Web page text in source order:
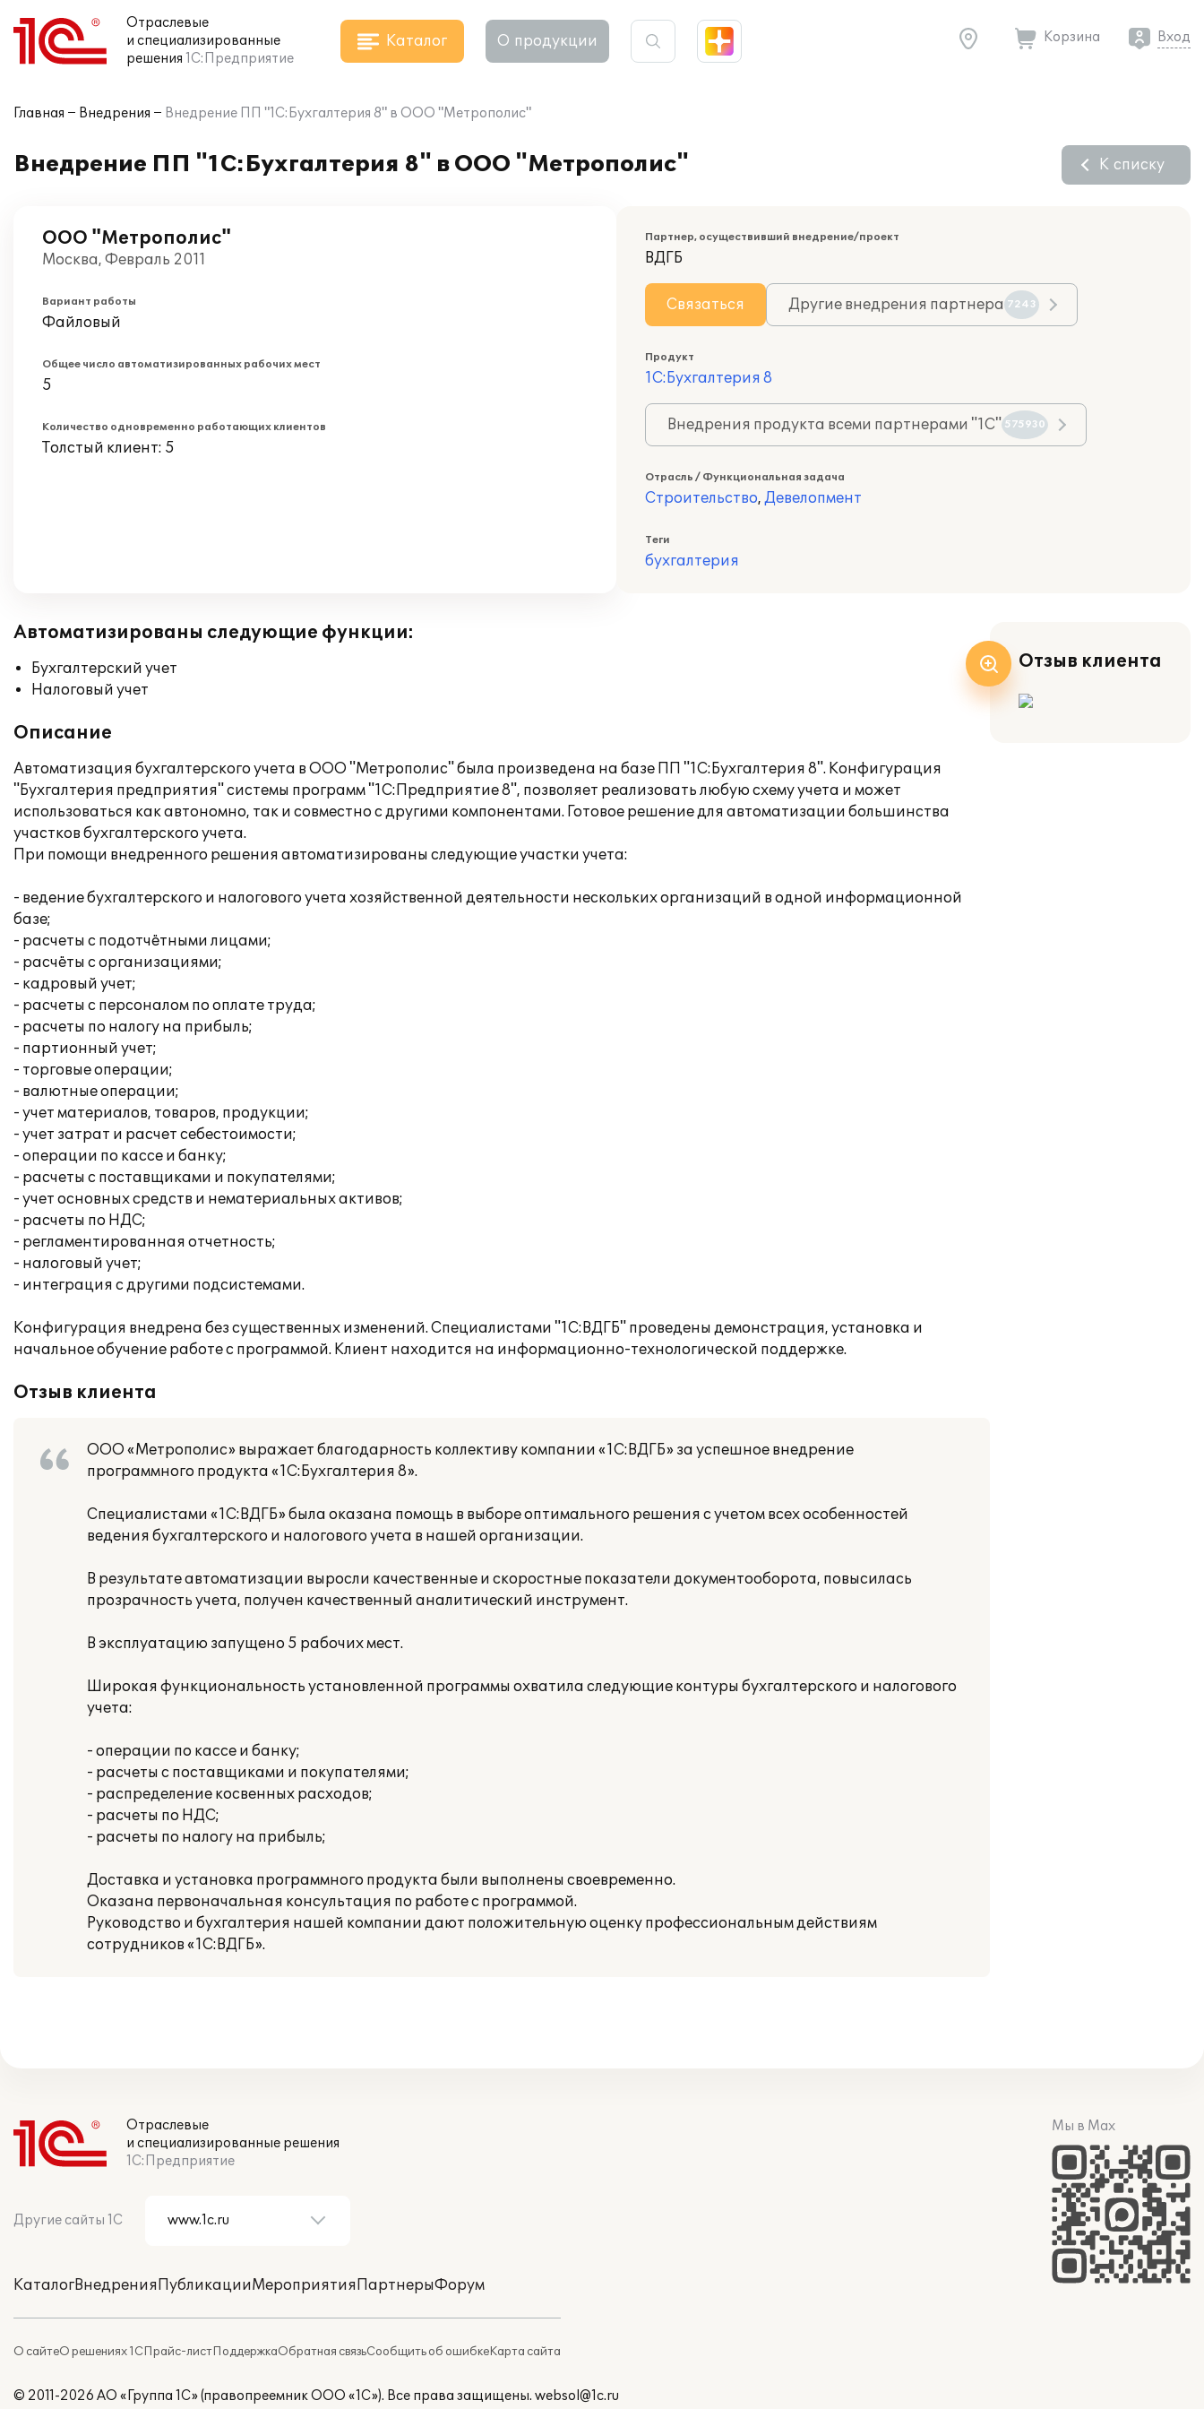
Отраслевые
и специализированные
решения 1С:Предприятие
Каталог О продукции Корзина Вход
Главная Внедрения Внедрение ПП "1С:Бухгалтерия 8" в ООО "Метрополис"
Внедрение ПП "1С:Бухгалтерия 8" в ООО "Метрополис" К списку
ООО "Метрополис"
Москва, Февраль 2011
Вариант работы
Файловый
Общее число автоматизированных рабочих мест
5
Количество одновременно работающих клиентов
Толстый клиент: 5
Партнер, осуществивший внедрение/проект
ВДГБ
Связаться Другие внедрения партнера 7243
Продукт
1С:Бухгалтерия 8
Внедрения продукта всеми партнерами "1С" 575930
Отрасль / Функциональная задача
Строительство, Девелопмент
Теги
бухгалтерия
Автоматизированы следующие функции:
Бухгалтерский учет
Налоговый учет
Описание
Автоматизация бухгалтерского учета в ООО "Метрополис" была произведена на базе ПП "1С:Бухгалтерия 8". Конфигурация
"Бухгалтерия предприятия" системы программ "1С:Предприятие 8", позволяет реализовать любую схему учета и может
использоваться как автономно, так и совместно с другими компонентами. Готовое решение для автоматизации большинства
участков бухгалтерского учета.
При помощи внедренного решения автоматизированы следующие участки учета:
- ведение бухгалтерского и налогового учета хозяйственной деятельности нескольких организаций в одной информационной
базе;
- расчеты с подотчётными лицами;
- расчёты с организациями;
- кадровый учет;
- расчеты с персоналом по оплате труда;
- расчеты по налогу на прибыль;
- партионный учет;
- торговые операции;
- валютные операции;
- учет материалов, товаров, продукции;
- учет затрат и расчет себестоимости;
- операции по кассе и банку;
- расчеты с поставщиками и покупателями;
- учет основных средств и нематериальных активов;
- расчеты по НДС;
- регламентированная отчетность;
- налоговый учет;
- интеграция с другими подсистемами.
Конфигурация внедрена без существенных изменений. Специалистами "1С:ВДГБ" проведены демонстрация, установка и
начальное обучение работе с программой. Клиент находится на информационно-технологической поддержке.
Отзыв клиента
ООО «Метрополис» выражает благодарность коллективу компании «1С:ВДГБ» за успешное внедрение
программного продукта «1С:Бухгалтерия 8».
Специалистами «1С:ВДГБ» была оказана помощь в выборе оптимального решения с учетом всех особенностей
ведения бухгалтерского и налогового учета в нашей организации.
В результате автоматизации выросли качественные и скоростные показатели документооборота, повысилась
прозрачность учета, получен качественный аналитический инструмент.
В эксплуатацию запущено 5 рабочих мест.
Широкая функциональность установленной программы охватила следующие контуры бухгалтерского и налогового
учета:
- операции по кассе и банку;
- расчеты с поставщиками и покупателями;
- распределение косвенных расходов;
- расчеты по НДС;
- расчеты по налогу на прибыль;
Доставка и установка программного продукта были выполнены своевременно.
Оказана первоначальная консультация по работе с программой.
Руководство и бухгалтерия нашей компании дают положительную оценку профессиональным действиям
сотрудников «1С:ВДГБ».
Отзыв клиента
Отраслевые
и специализированные решения
1С:Предприятие
Другие сайты 1С
КаталогВнедренияПубликацииМероприятияПартнерыФорум
О сайтеО решениях 1СПрайс-листПоддержкаОбратная связьСообщить об ошибкеКарта сайта
Мы в Max
© 2011-2026 АО «Группа 1С» (правопреемник ООО «1С»). Все права защищены. websol@1c.ru